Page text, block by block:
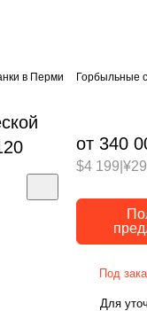
в Перми Горбыльные
от 340
$4 199
Под
Для